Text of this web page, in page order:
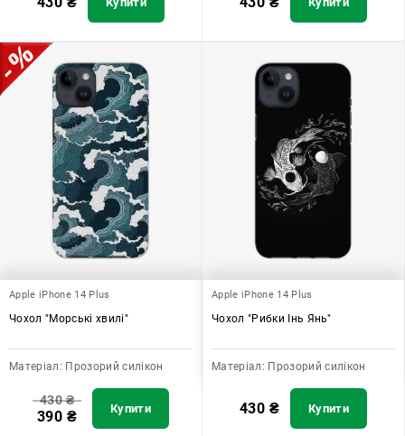
Apple iPhone 14 Plus
Чохол "Морські хвилі"
Матеріал: Прозорий силікон
430₴
390 ₴ Купити
Apple iPhone 14 Plus
Чохол "Рибки Інь Янь"
Матеріал: Прозорий силікон
430 ₴ Купити